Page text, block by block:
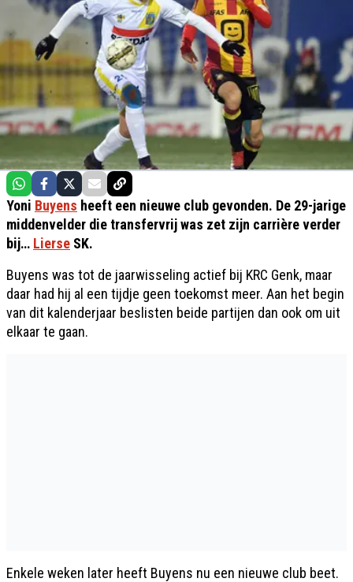
Yoni Buyens heeft een nieuwe club gevonden. De 29-jarige
middenvelder die transfervrij was zet zijn carrière verder
bij… Lierse SK.
Buyens was tot de jaarwisseling actief bij KRC Genk, maar
daar had hij al een tijdje geen toekomst meer. Aan het begin
van dit kalenderjaar beslisten beide partijen dan ook om uit
elkaar te gaan.
Enkele weken later heeft Buyens nu een nieuwe club beet.